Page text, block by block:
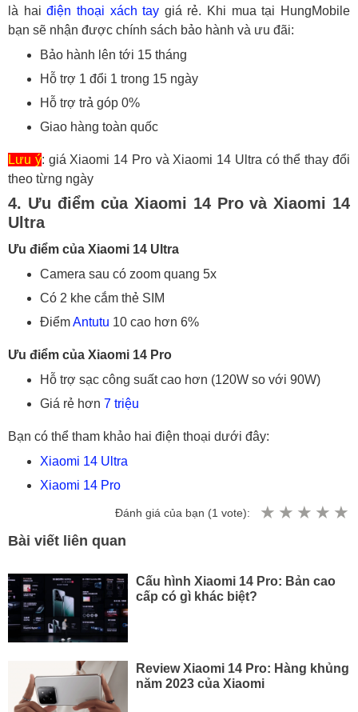
là haiđiện thoại xách tay giá rẻ. Khi mua tại HungMobile
bạn sẽ nhận được chính sách bảo hành và ưu đãi:
Bảo hành lên tới 15 tháng
Hỗ trợ 1 đổi 1 trong 15 ngày
Hỗ trợ trả góp 0%
Giao hàng toàn quốc
Lưu ý: giá Xiaomi 14 Pro và Xiaomi 14 Ultra có thể thay đổi
theo từng ngày
4. Ưu điểm của Xiaomi 14 Pro và Xiaomi 14
Ultra
Ưu điểm của Xiaomi 14 Ultra
Camera sau có zoom quang 5x
Có 2 khe cắm thẻ SIM
ĐiểmAntutu 10 cao hơn 6%
Ưu điểm của Xiaomi 14 Pro
Hỗ trợ sạc công suất cao hơn (120W so với 90W)
Giá rẻ hơn 7 triệu
Bạn có thể tham khảo hai điện thoại dưới đây:
Xiaomi 14 Ultra
Xiaomi 14 Pro
Đánh giá của bạn (1 vote):
Bài viết liên quan
Cấu hình Xiaomi 14 Pro: Bản cao
cấp có gì khác biệt?
Review Xiaomi 14 Pro: Hàng khủng
năm 2023 của Xiaomi